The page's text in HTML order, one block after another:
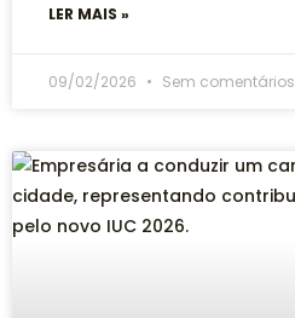
LER MAIS »
09/02/2026 Sem comentários